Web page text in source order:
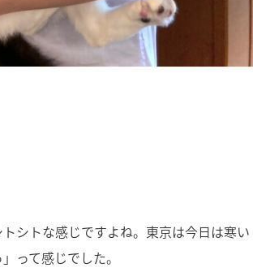
シトな感じですよね。東京は今日は寒い
って感じでした。